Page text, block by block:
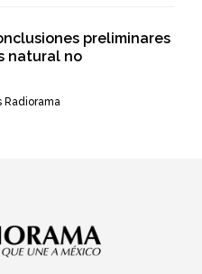
preliminares
natural no
Radiorama